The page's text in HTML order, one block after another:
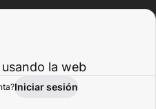
Actividad
usando la web
Iniciar sesión